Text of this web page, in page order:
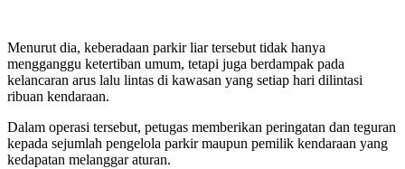
Menurut dia, keberadaan parkir liar tersebut tidak hanya
mengganggu ketertiban umum, tetapi juga berdampak pada
kelancaran arus lalu lintas di kawasan yang setiap hari dilintasi
ribuan kendaraan.
Dalam operasi tersebut, petugas memberikan peringatan dan teguran
kepada sejumlah pengelola parkir maupun pemilik kendaraan yang
kedapatan melanggar aturan.